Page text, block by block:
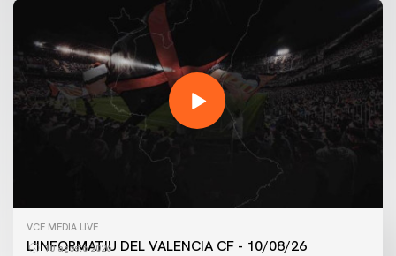
VCF MEDIA LIVE
L'INFORMATIU DEL VALENCIA CF - 10/08/26
10 agosto 2026
ENTRENAMIENTO DEL VALENCIA CF FEMENINO
(10/08/26)